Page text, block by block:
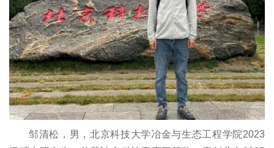
邹清松，男，北京科技大学冶金与生态工程学院2023